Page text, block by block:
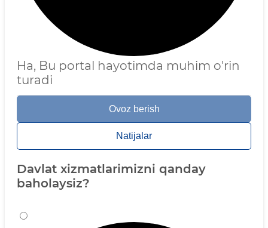
Ha, Bu portal hayotimda muhim o'rin
turadi
Ovoz berish
Natijalar
Davlat xizmatlarimizni qanday
baholaysiz?